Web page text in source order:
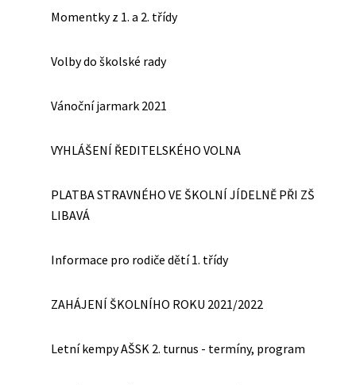
Momentky z 1. a 2. třídy
Volby do školské rady
Vánoční jarmark 2021
VYHLÁŠENÍ ŘEDITELSKÉHO VOLNA
PLATBA STRAVNÉHO VE ŠKOLNÍ JÍDELNĚ PŘI ZŠ
LIBAVÁ
Informace pro rodiče dětí 1. třídy
ZAHÁJENÍ ŠKOLNÍHO ROKU 2021/2022
Letní kempy AŠSK 2. turnus - termíny, program